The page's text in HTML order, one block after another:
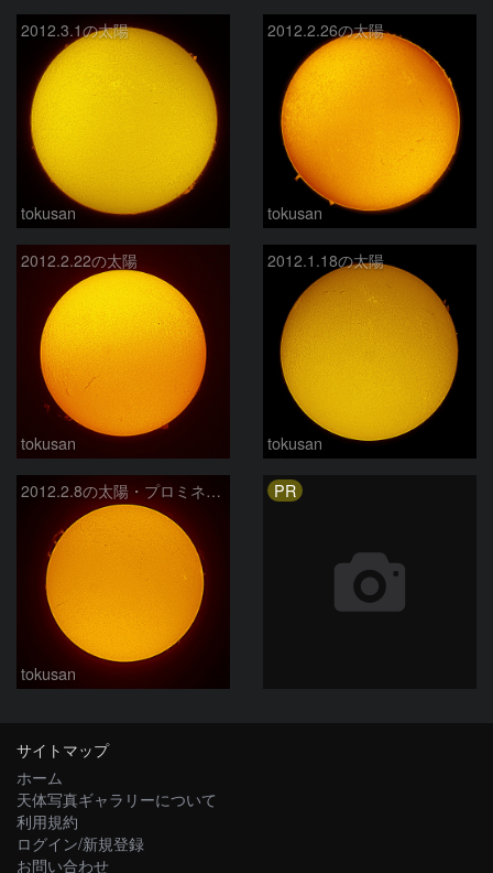
2012.3.1の太陽
tokusan
2012.2.26の太陽
tokusan
2012.2.22の太陽
tokusan
2012.1.18の太陽
tokusan
2012.2.8の太陽・プロミネンス
tokusan
PR
サイトマップ
ホーム
天体写真ギャラリーについて
利用規約
ログイン/新規登録
お問い合わせ